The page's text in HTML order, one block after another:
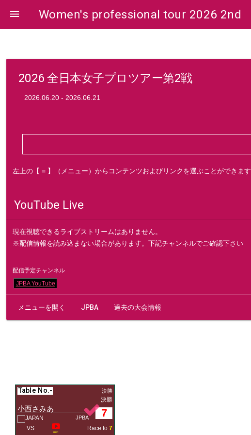
 Women's professional tour 2026 2nd
2026 全日本女子プロツアー第2戦
2026.06.20 - 2026.06.21
左上の【 ≡ 】（メニュー）からコンテンツおよびリンクを選ぶことができます
YouTube Live
現在視聴できるライブストリームはありません。
※配信情報を読み込まない場合があります。下記チャンネルでご確認下さい
配信予定チャンネル
JPBA YouTube
メニューを開く JPBA 過去の大会情報
Table No.- 決勝
決勝
小西さみあ
JPBA 7
VS Race to7